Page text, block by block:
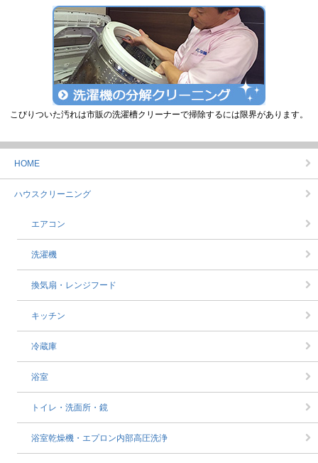
こびりついた汚れは市販の洗濯槽クリーナーで掃除するには限界があります。
HOME
ハウスクリーニング
エアコン
洗濯機
換気扇・レンジフード
キッチン
冷蔵庫
浴室
トイレ・洗面所・鏡
浴室乾燥機・エプロン内部高圧洗浄